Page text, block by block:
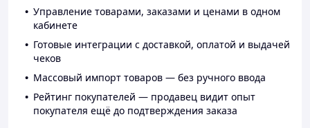
Управление товарами, заказами и ценами в одном
кабинете
Готовые интеграции с доставкой, оплатой и выдачей
чеков
Массовый импорт товаров — без ручного ввода
Рейтинг покупателей — продавец видит опыт
покупателя ещё до подтверждения заказа